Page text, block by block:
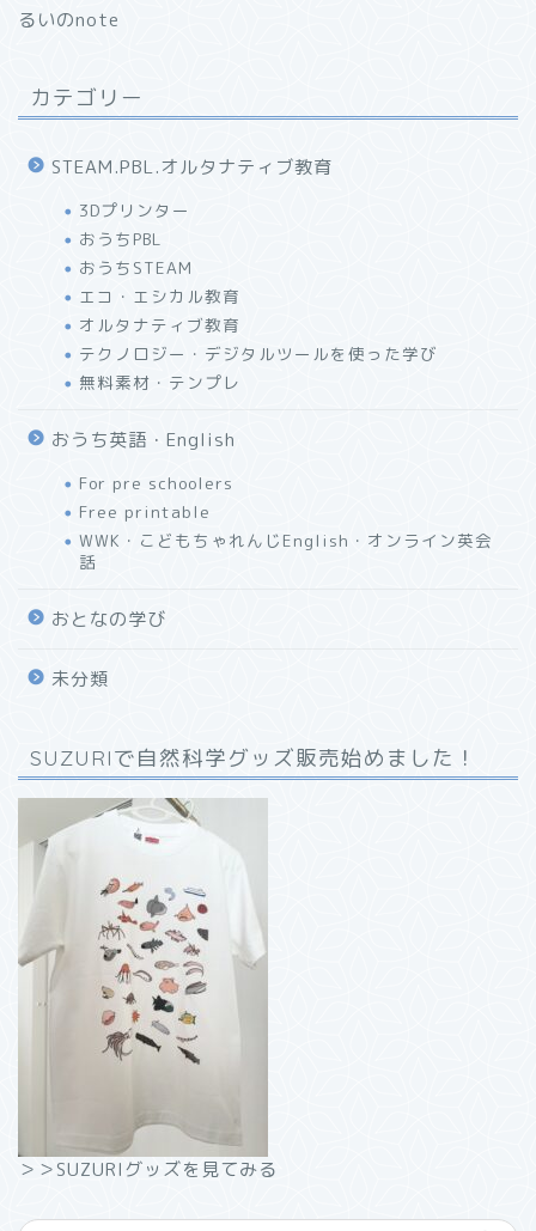
るいのnote
カテゴリー
STEAM.PBL.オルタナティブ教育
3Dプリンター
おうちPBL
おうちSTEAM
エコ・エシカル教育
オルタナティブ教育
テクノロジー・デジタルツールを使った学び
無料素材・テンプレ
おうち英語・English
For pre schoolers
Free printable
WWK・こどもちゃれんじEnglish・オンライン英会
話
おとなの学び
未分類
SUZURIで自然科学グッズ販売始めました！
＞＞SUZURIグッズを見てみる